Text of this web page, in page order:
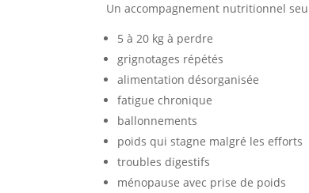
Un accompagnement nutritionnel
5 à 20 kg à perdre
grignotages répétés
alimentation désorganisée
fatigue chronique
ballonnements
poids qui stagne malgré les efforts
troubles digestifs
ménopause avec prise de poids